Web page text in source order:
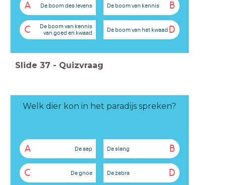
A De boom des levens B
De boom van kennis
C
De boom van kennis
van goed en kwaad
D
De boom van het kwaad
Slide 37 - Quizvraag
Welk dier kon in het paradijs spreken?
A De aap B
De slang
C De gnoe D
De zebra